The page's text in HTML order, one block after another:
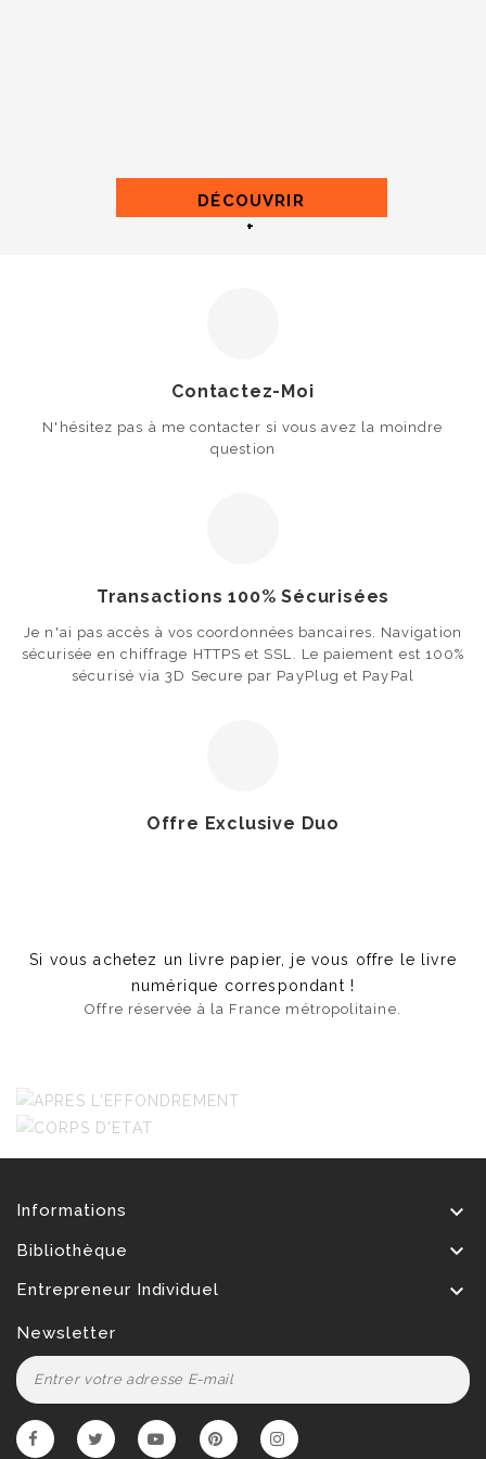
DÉCOUVRIR
+
Contactez-Moi
N'hésitez pas à me contacter si vous avez la moindre
question
Transactions 100% Sécurisées
Je n'ai pas accès à vos coordonnées bancaires. Navigation
sécurisée en chiffrage HTTPS et SSL. Le paiement est 100%
sécurisé via 3D Secure par PayPlug et PayPal
Offre Exclusive Duo
Si vous achetez un livre papier, je vous offre le livre
numérique correspondant !
Offre réservée à la France métropolitaine.
Informations 
Bibliothèque 
Entrepreneur Individuel 
Newsletter